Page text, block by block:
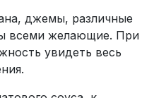
джемы, различные
всеми желающие. При
увидеть весь